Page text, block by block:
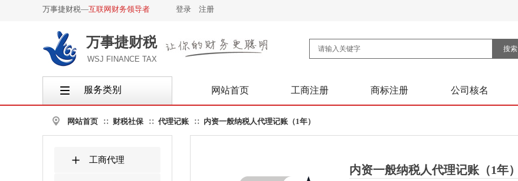
登录 注册
万事捷财税—互联网财务领导者
搜索
万事捷财税
WSJ FINANCE TAX
服务类别
按钮文本 网站首页 工商注册 商标注册 公司核名
网站首页 ∷ 财税社保 ∷ 代理记账 ∷ 内资一般纳税人代理记账（1年）
内资一般纳税人代理记账（1年）
工商代理